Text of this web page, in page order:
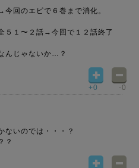
回のエピで６巻まで消化。
５１〜２話→今回で１２話終了
んじゃないか…？
+0 -0
ないのでは・・・？
？